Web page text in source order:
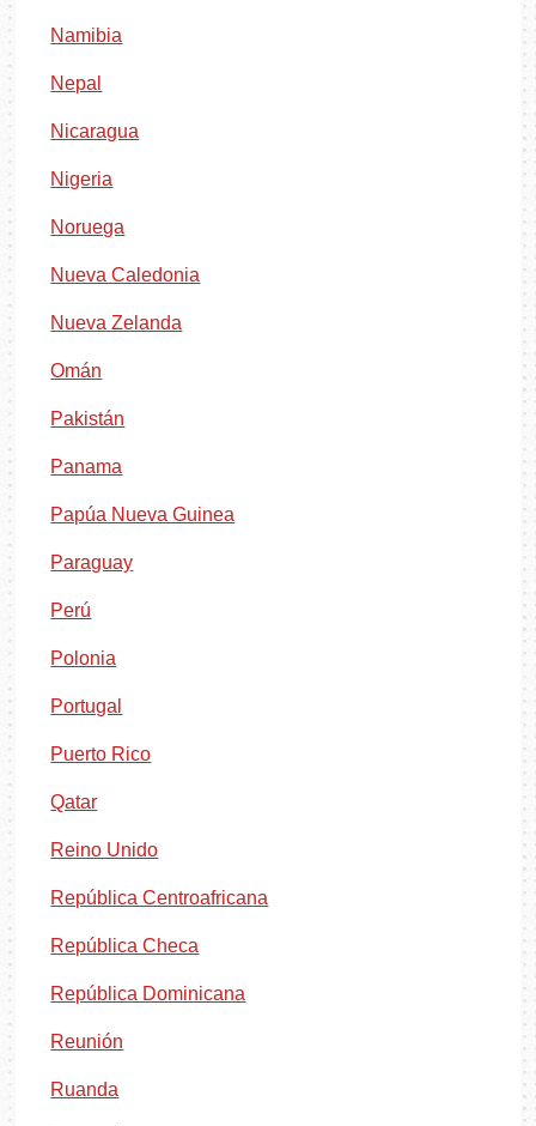
Namibia
Nepal
Nicaragua
Nigeria
Noruega
Nueva Caledonia
Nueva Zelanda
Omán
Pakistán
Panama
Papúa Nueva Guinea
Paraguay
Perú
Polonia
Portugal
Puerto Rico
Qatar
Reino Unido
República Centroafricana
República Checa
República Dominicana
Reunión
Ruanda